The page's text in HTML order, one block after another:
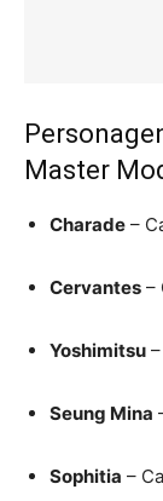
Master
Charade –
Cervantes –
Yoshimitsu
Seung Mina
Sophitia –